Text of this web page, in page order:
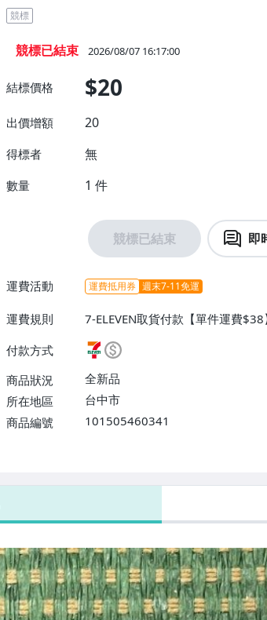
競標
競標已結束 2026/08/07 16:17:00
結標價格 $20
出價增額 20
得標者 無
數量 1 件
競標已結束 即
運費活動 運費抵用券 週末7-11免運
運費規則
7-ELEVEN取貨付款【單件運費
$38】、宅配/貨運【單件運費$60
【單件運費$31、滿10件或消費滿
$60】
付款方式
商品狀況
全新品
所在地區
台中市
商品編號
101505460341